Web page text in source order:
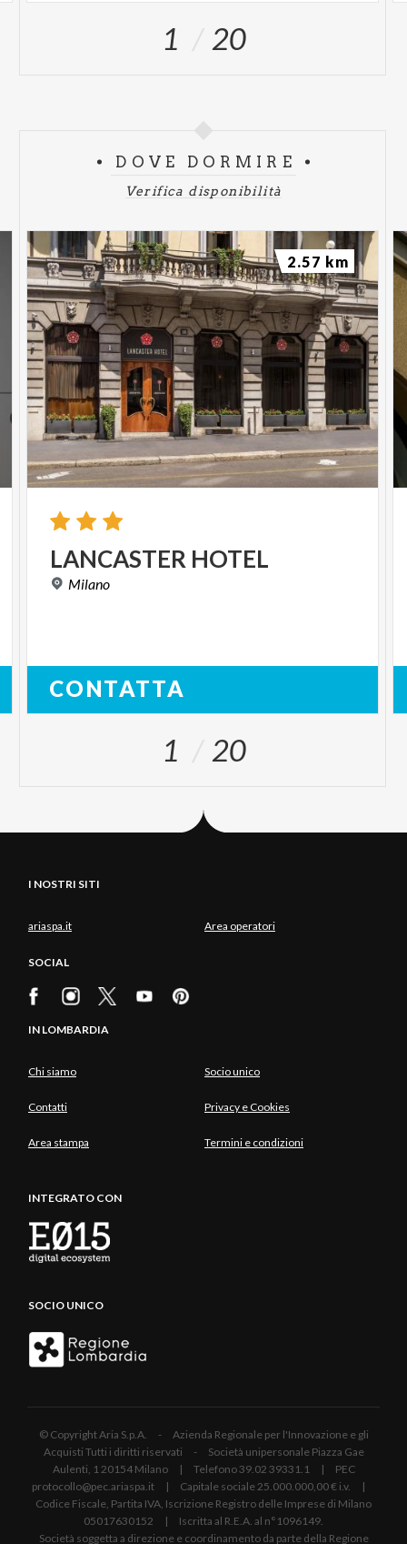
1 20
DOVE DORMIRE
Verifica disponibilità
LANCASTER HOTEL
Milano
CONTATTA
2.57 km
1 20
I NOSTRI SITI
ariaspa.it Area operatori
SOCIAL
IN LOMBARDIA
Chi siamo Socio unico
Contatti Privacy e Cookies
Area stampa Termini e condizioni
INTEGRATO CON
SOCIO UNICO
© Copyright Aria S.p.A. - Azienda Regionale per l'Innovazione e gli
Acquisti Tutti i diritti riservati - Società unipersonale Piazza Gae
Aulenti, 1 20154 Milano | Telefono 39.02 39331.1 | PEC
protocollo@pec.ariaspa.it | Capitale sociale 25.000.000,00 € i.v. |
Codice Fiscale, Partita IVA, Iscrizione Registro delle Imprese di Milano
05017630152 | Iscritta al R.E.A. al n°1096149.
Società soggetta a direzione e coordinamento da parte della Regione